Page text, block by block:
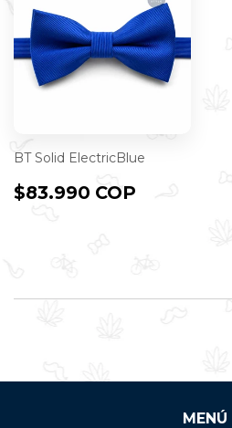
BT Solid ElectricBlue
PRECIO
$83.990 COP
MENÚ